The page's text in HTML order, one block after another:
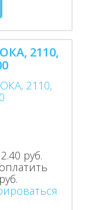
2110,
2.40 руб.